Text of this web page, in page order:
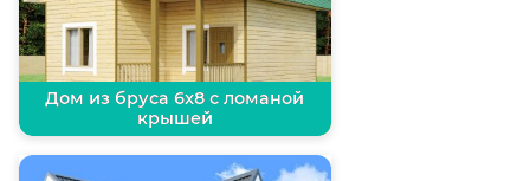
Дом из бруса 6х8 с ломаной
крышей